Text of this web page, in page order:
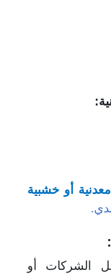
أو خشبية
الشركات أو